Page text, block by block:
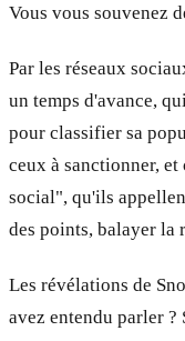
Vous vous souvenez
Par les réseaux
un temps d'avance,
pour classifier sa
ceux à sanctionner,
social", qu'ils
des points, balayer la
Les révélations de
avez entendu parler ?